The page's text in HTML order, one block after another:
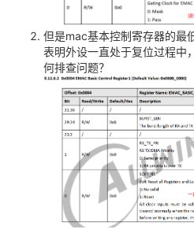
但是mac基本控制寄存器的最
表明外设一直处于复位过程中
何排查问题？